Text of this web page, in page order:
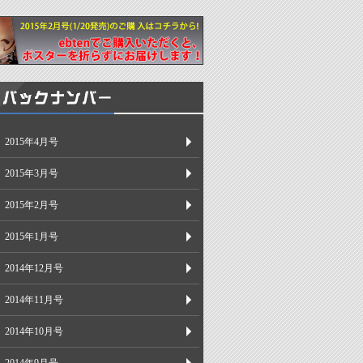
2015年4月号
2015年3月号
2015年2月号
2015年1月号
2014年12月号
2014年11月号
2014年10月号